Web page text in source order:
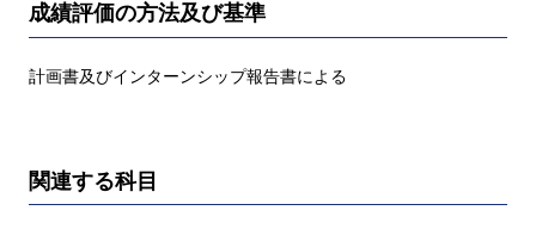
成績評価の方法及び基準
計画書及びインターンシップ報告書による
関連する科目